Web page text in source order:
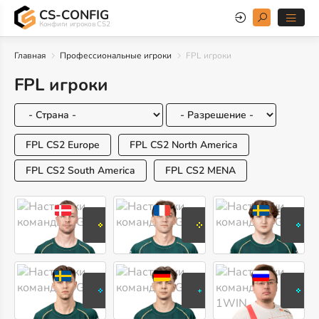
CS-CONFIG
Конфиги игроков CS2
Главная Профессиональные игроки FPL игроки
FPL игроки
FPL CS2 Europe
FPL CS2 North America
FPL CS2 South America
FPL CS2 MENA
cadiaN
Каспер
Мёллер
bodyy
Александр
Пьянаро
Олле
adamb
Адам
Ангстрем
pr1metapz
Лука
Ax1Le
Сергей
Рыхторов